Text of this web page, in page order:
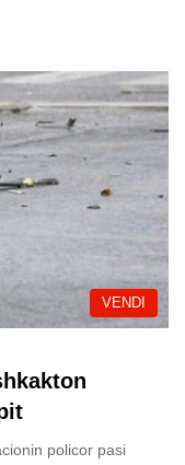
VENDI
policor pasi